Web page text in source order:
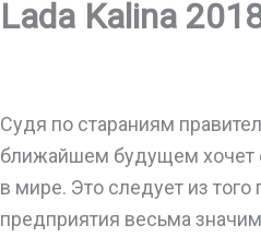
Lada Kalina
Судя по стараниям
ближайшем будущем хочет
в мире. Это следует из
предприятия весьма